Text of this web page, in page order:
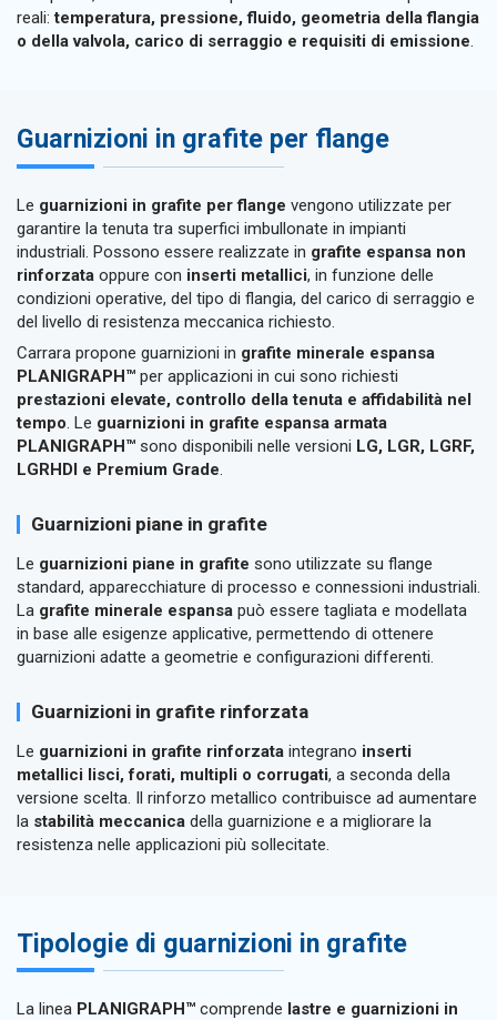
reali:temperatura, pressione, fluido, geometria della flangia
o della valvola, carico di serraggio e requisiti di emissione.
Guarnizioni in grafite per flange
Le guarnizioni in grafite per flange vengono utilizzate per
garantire la tenuta tra superfici imbullonate in impianti
industriali. Possono essere realizzate in grafite espansa non
rinforzata oppure con inserti metallici, in funzione delle
condizioni operative, del tipo di flangia, del carico di serraggio e
del livello di resistenza meccanica richiesto.
Carrara propone guarnizioni in grafite minerale espansa
PLANIGRAPH™ per applicazioni in cui sono richiesti
prestazioni elevate, controllo della tenuta e affidabilità nel
tempo. Le guarnizioni in grafite espansa armata
PLANIGRAPH™ sono disponibili nelle versioni LG, LGR, LGRF,
LGRHDI e Premium Grade.
Guarnizioni piane in grafite
Le guarnizioni piane in grafite sono utilizzate su flange
standard, apparecchiature di processo e connessioni industriali.
La grafite minerale espansa può essere tagliata e modellata
in base alle esigenze applicative, permettendo di ottenere
guarnizioni adatte a geometrie e configurazioni differenti.
Guarnizioni in grafite rinforzata
Le guarnizioni in grafite rinforzata integrano inserti
metallici lisci, forati, multipli o corrugati, a seconda della
versione scelta. Il rinforzo metallico contribuisce ad aumentare
la stabilità meccanica della guarnizione e a migliorare la
resistenza nelle applicazioni più sollecitate.
Tipologie di guarnizioni in grafite
La linea PLANIGRAPH™ comprende lastre e guarnizioni in